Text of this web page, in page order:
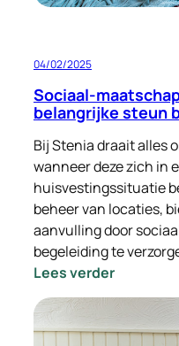
04/02/2025
Sociaal-
belangrijke steun
Bij Stenia draait alles
wanneer deze zich in
huisvestingssituatie
beheer van locaties,
aanvulling door
begeleiding te
Lees verder:
Sociaal-